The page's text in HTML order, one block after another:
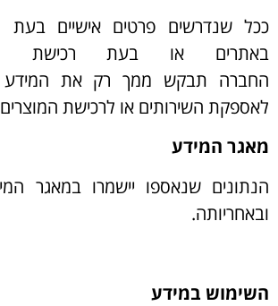
ככל שנדרשים פרטים אישיים בעת
באתרים או בעת רכישת
החברה תבקש ממך רק את המידע
לאספקת השירותים או לרכישת
מאגר המידע
הנתונים שנאספו יישמרו במאגר
ובאחריותה.
השימוש במידע